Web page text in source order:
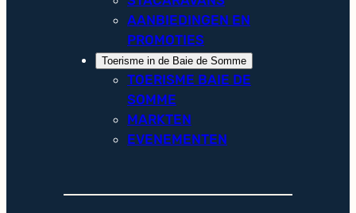
AANBIEDINGEN EN
PROMOTIES
Toerisme in de Baie de Somme
TOERISME BAIE DE
SOMME
MARKTEN
EVENEMENTEN